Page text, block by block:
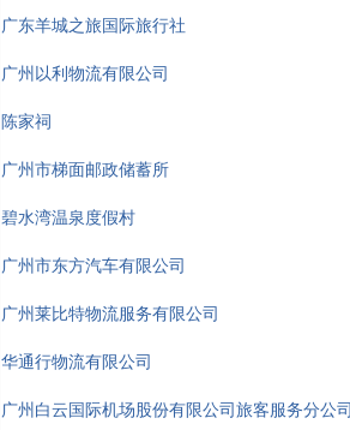
广东羊城之旅国际旅行社
广州以利物流有限公司
陈家祠
广州市梯面邮政储蓄所
碧水湾温泉度假村
广州市东方汽车有限公司
广州莱比特物流服务有限公司
华通行物流有限公司
广州白云国际机场股份有限公司旅客服务分公司